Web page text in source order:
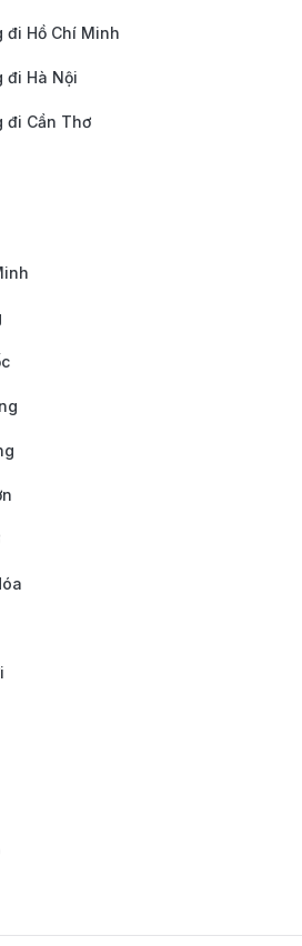
bằng sự tinh tế và cảm xúc
tục hành trình yêu thương
hàng không
bay từ Hà Nội đi
Paris được phục vụ bởi
quốc tế uy tín, mang đến đa
thời gian bay và dịch vụ trên
bạn dễ dàng lên kế hoạch
đô ánh sáng một cách thuận
sách.
đi Hồ Chí Minh
đi Hà Nội
đi Cần Thơ